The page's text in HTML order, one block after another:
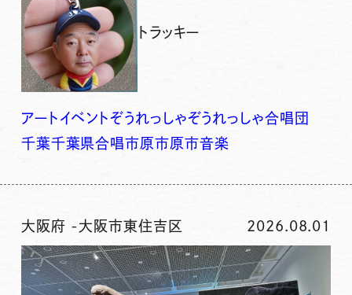
トラッキー
アート イベントぞうれっしゃぞうれっしゃ合唱団
千葉千葉県合唱市原 市原市音楽
大阪府 -大阪市東住吉区 2026.08.01